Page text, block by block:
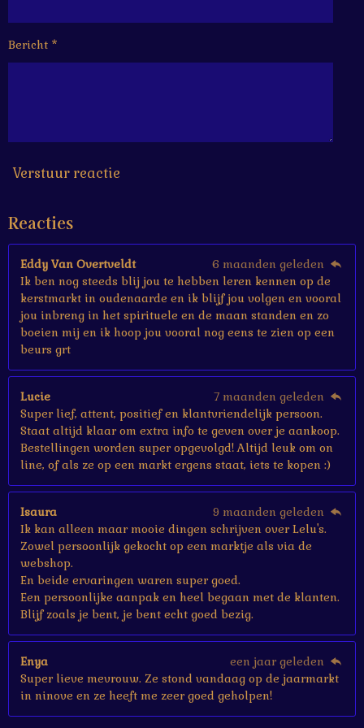
6
s
r
r
Bericht *
Verstuur reactie
Reacties
Eddy Van Overtveldt
6 maanden geleden
Ik ben nog steeds blij jou te hebben leren kennen op de
kerstmarkt in oudenaarde en ik blijf jou volgen en vooral
jou inbreng in het spirituele en de maan standen en zo
boeien mij en ik hoop jou vooral nog eens te zien op een
beurs grt
Lucie
7 maanden geleden
Super lief, attent, positief en klantvriendelijk persoon.
Staat altijd klaar om extra info te geven over je aankoop.
Bestellingen worden super opgevolgd! Altijd leuk om on
line, of als ze op een markt ergens staat, iets te kopen :)
Isaura
9 maanden geleden
Ik kan alleen maar mooie dingen schrijven over Lelu's.
Zowel persoonlijk gekocht op een marktje als via de
webshop.
En beide ervaringen waren super goed.
Een persoonlijke aanpak en heel begaan met de klanten.
Blijf zoals je bent, je bent echt goed bezig.
Enya
een jaar geleden
Super lieve mevrouw. Ze stond vandaag op de jaarmarkt
in ninove en ze heeft me zeer goed geholpen!